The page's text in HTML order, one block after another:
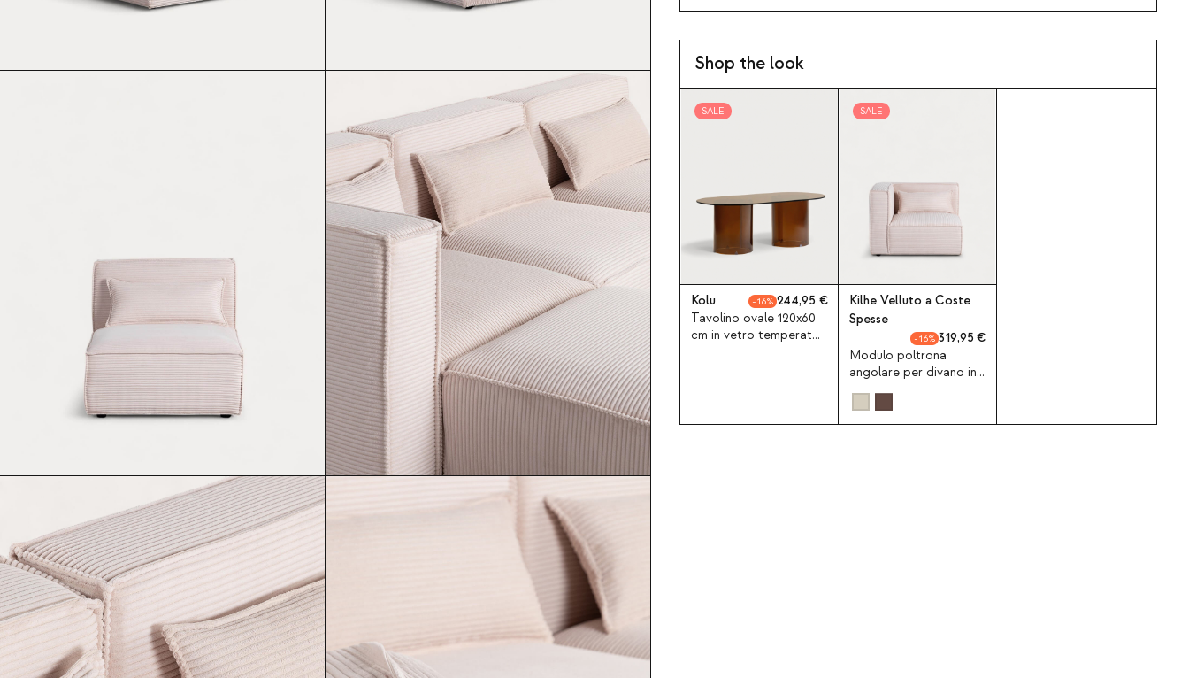
Shop the look
SALE
Kolu 16
244,95
Tavolino ovale 120x60
cm in vetro temperato
SALE
Kilhe Velluto a Coste
Spesse
16
319,95
Modulo poltrona
angolare per divano in
velluto a coste spesso